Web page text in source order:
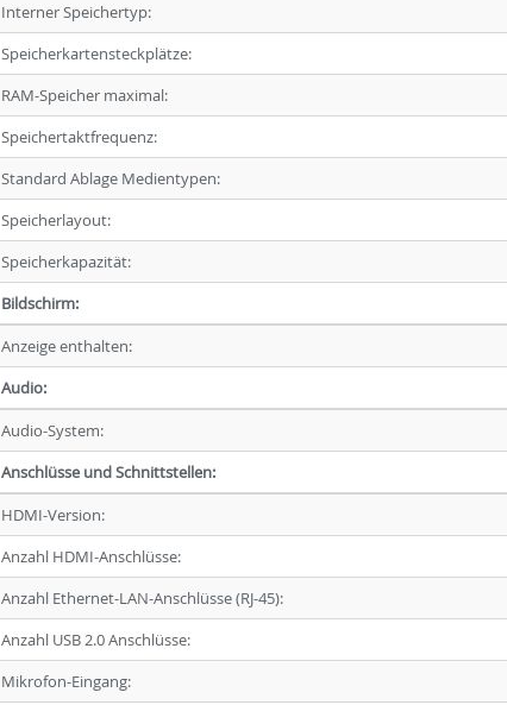
Interner Speichertyp:
Speicherkartensteckplätze:
RAM-Speicher maximal:
Speichertaktfrequenz:
Standard Ablage Medientypen:
Speicherlayout:
Speicherkapazität:
Bildschirm:
Anzeige enthalten:
Audio:
Audio-System:
Anschlüsse und Schnittstellen:
HDMI-Version:
Anzahl HDMI-Anschlüsse:
Anzahl Ethernet-LAN-Anschlüsse (RJ-45):
Anzahl USB 2.0 Anschlüsse:
Mikrofon-Eingang: